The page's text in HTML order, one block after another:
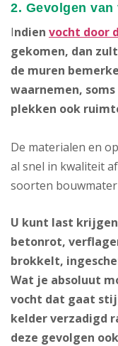
2. Gevolgen
Indien vocht door
gekomen, dan
de muren
waarnemen,
plekken ook
De materialen en
al snel in kwaliteit
soorten
U kunt last
betonrot,
brokkelt,
Wat je absoluut
vocht dat gaat
kelder verzadigd
deze gevolgen